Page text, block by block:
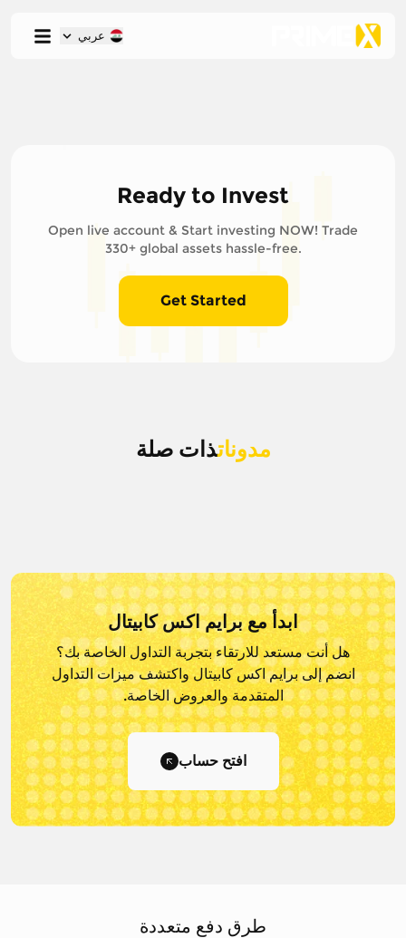
عربي
Ready to Invest
Open live account & Start investing NOW! Trade
330+ global assets hassle-free.
Get Started
مدوناتذات صلة
ابدأ مع برايم اكس كابيتال
هل أنت مستعد للارتقاء بتجربة التداول الخاصة بك؟
انضم إلى برايم اكس كابيتال واكتشف ميزات التداول
المتقدمة والعروض الخاصة.
افتح حساب
طرق دفع متعددة